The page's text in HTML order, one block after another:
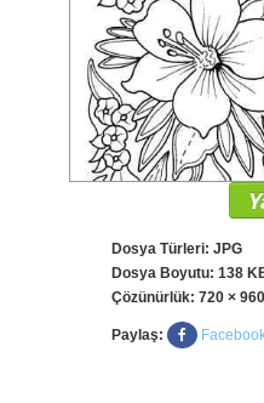
Dosya Türleri: JPG
Dosya Boyutu: 138
Çözünürlük: 720 × 960
Paylaş: